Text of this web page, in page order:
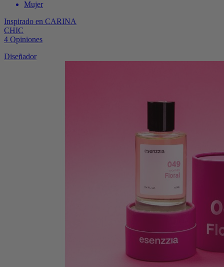
Mujer
Inspirado en CARINA
CHIC
4 Opiniones
Diseñador